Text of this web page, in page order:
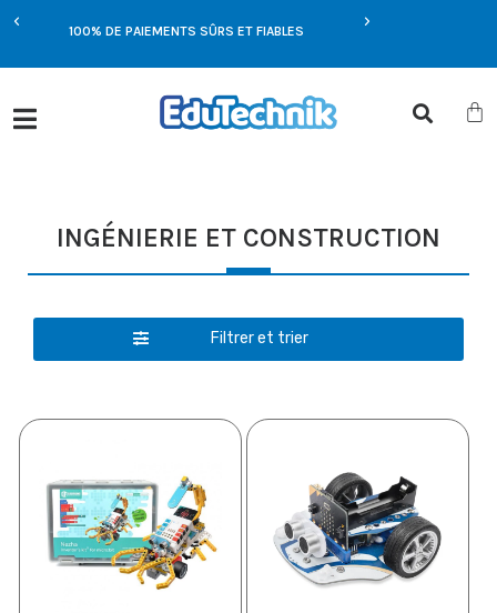
100% DE PAIEMENTS SÛRS ET FIABLES
INGÉNIERIE ET CONSTRUCTION
Filtrer et trier